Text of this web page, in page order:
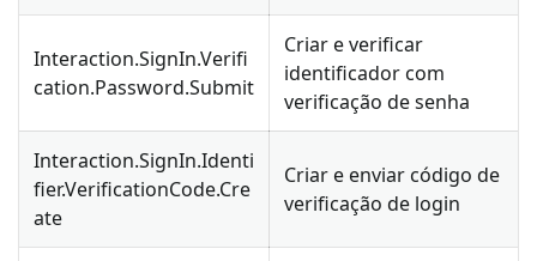
Interaction.SignIn.Verifi
cation.Password.Submit
Criar e verificar
identificador com
verificação de senha
Interaction.SignIn.Identi
fier.VerificationCode.Cre
ate
Criar e enviar código de
verificação de login